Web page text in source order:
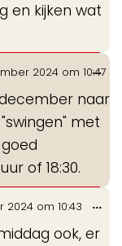
en kijken wat
2024 om 10:47
naar
met
of 18:30.
...
2024 om 10:43
ook, er
...